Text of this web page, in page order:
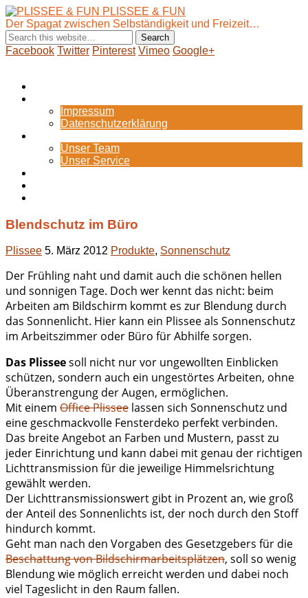
PLISSEE & FUN
Der Spagat zwischen Selbständigkeit und Freizeit…
Facebook Twitter Pinterest Vimeo Google+
Impressum
Datenschutzerklärung
Unser Team
Unser Service
Blendschutz im Büro
Plissee 5. März 2012 Produkte, Sonnenschutz
Der Frühling naht und damit auch die schönen hellen
und sonnigen Tage. Doch wer kennt das nicht: beim
Arbeiten am Bildschirm kommt es zur Blendung durch
das Sonnenlicht. Hier kann ein Plissee als Sonnenschutz
im Arbeitszimmer oder Büro für Abhilfe sorgen.
Das Plisseesoll nicht nur vor ungewollten Einblicken
schützen, sondern auch ein ungestörtes Arbeiten, ohne
Überanstrengung der Augen, ermöglichen.
Mit einem Office Plissee lassen sich Sonnenschutz und
eine geschmackvolle Fensterdeko perfekt verbinden.
Das breite Angebot an Farben und Mustern, passt zu
jeder Einrichtung und kann dabei mit genau der richtigen
Lichttransmission für die jeweilige Himmelsrichtung
gewählt werden.
Der Lichttransmissionswert gibt in Prozent an, wie groß
der Anteil des Sonnenlichts ist, der noch durch den Stoff
hindurch kommt.
Geht man nach den Vorgaben des Gesetzgebers für die
Beschattung von Bildschirmarbeitsplätzen, soll so wenig
Blendung wie möglich erreicht werden und dabei noch
viel Tageslicht in den Raum fallen.